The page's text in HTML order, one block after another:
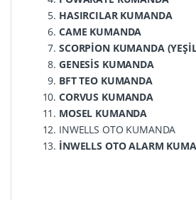
HASIRCILAR KUMANDA
CAME KUMANDA
SCORPİON KUMANDA
GENESİS KUMANDA
BFT TEO KUMANDA
CORVUS KUMANDA
MOSEL KUMANDA
INWELLS OTO KUMANDA
İNWELLS OTO ALARM